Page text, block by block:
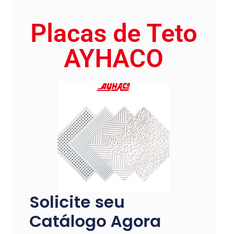
Placas de Teto
AYHACO
Solicite seu
Catálogo Agora